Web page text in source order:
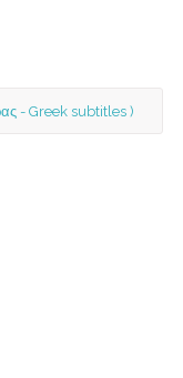
- Greek subtitles )